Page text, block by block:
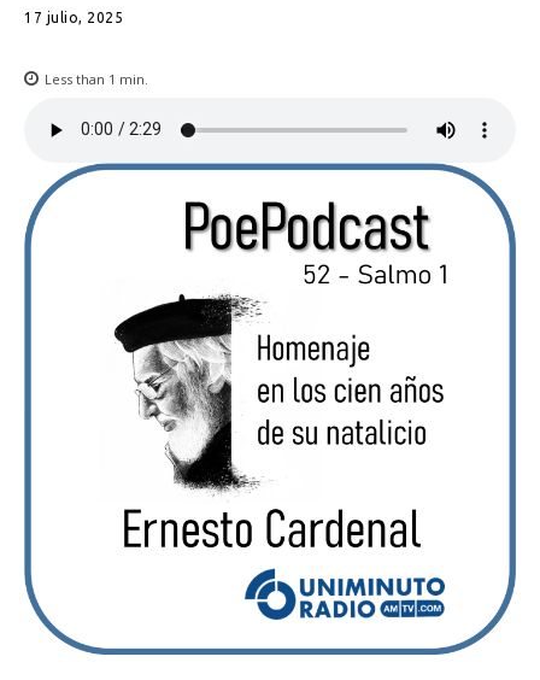
17 julio, 2025
Less than 1 min.